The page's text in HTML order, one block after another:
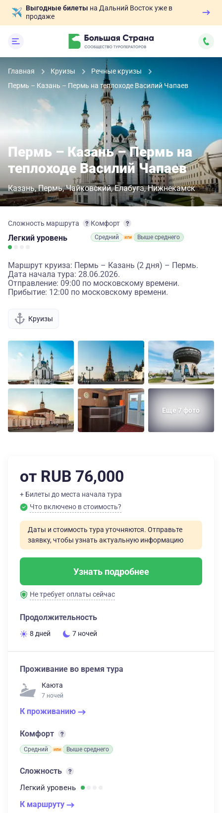
Выгодные билеты на Дальний Восток уже в
продаже
Главная Круизы
Речные круизы
Пермь – Казань – Пермь на теплоходе Василий Чапаев
Пермь – Казань – Пермь на
теплоходе Василий Чапаев
Казань Пермь Чайковский Елабуга Нижнекамск
Сложность маршрута
Легкий уровень
Комфорт
Средний Выше среднего
Маршрут круиза: Пермь – Казань (2 дня) – Пермь.
Дата начала тура: 28.06.2026.
Отправление: 09:00 по московскому времени.
Прибытие: 12:00 по московскому времени.
Круизы
Еще 7 фото
от RUB 76,000
+ Билеты до места начала тура
Что включено в стоимость?
Даты и стоимость тура уточняются. Отправьте
заявку, чтобы узнать актуальную информацию
Узнать подробнее
Не требует оплаты сейчас
Продолжительность
8 дней 7 ночей
Проживание во время тура
Каюта
7 ночей
К проживанию
Комфорт
Средний Выше среднего
Сложность
Легкий уровень
К маршруту